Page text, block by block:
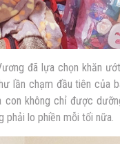
đã lựa chọn khăn
lần chạm đầu tiên của
không chỉ được
phải lo phiền mỗi tối nữa.